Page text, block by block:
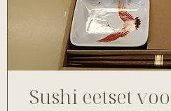
Sushi eetset